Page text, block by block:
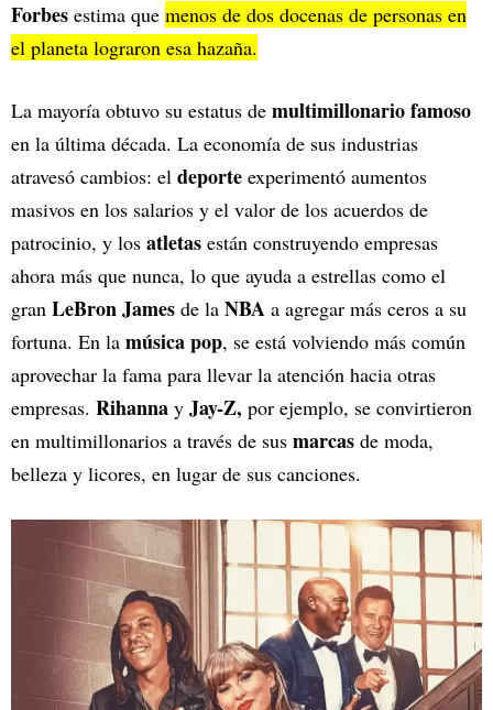
Forbes estima que menos de dos docenas de personas en
el planeta lograron esa hazaña.
La mayoría obtuvo su estatus de multimillonario famoso
en la última década. La economía de sus industrias
atravesó cambios: el deporte experimentó aumentos
masivos en los salarios y el valor de los acuerdos de
patrocinio, y los atletas están construyendo empresas
ahora más que nunca, lo que ayuda a estrellas como el
gran LeBron James de la NBA a agregar más ceros a su
fortuna. En la música pop, se está volviendo más común
aprovechar la fama para llevar la atención hacia otras
empresas. Rihanna y Jay-Z, por ejemplo, se convirtieron
en multimillonarios a través de sus marcas de moda,
belleza y licores, en lugar de sus canciones.